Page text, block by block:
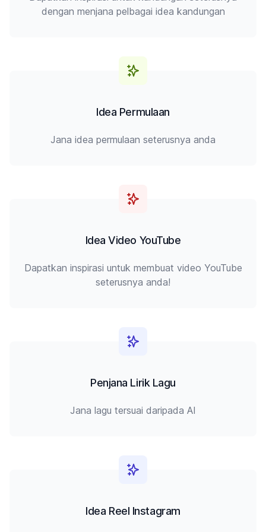
dengan menjana pelbagai idea kandungan
Idea Permulaan
Jana idea permulaan seterusnya anda
Idea Video YouTube
Dapatkan inspirasi untuk membuat video YouTube
seterusnya anda!
Penjana Lirik Lagu
Jana lagu tersuai daripada AI
Idea Reel Instagram